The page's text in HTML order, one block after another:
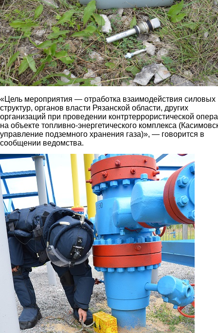
«Цель мероприятия — отработка взаимодействия силовых
структур, органов власти Рязанской области, других
организаций при проведении контртеррористической
на объекте топливно-энергетического комплекса
управление подземного хранения газа)», — говорится в
сообщении ведомства.
3.jpg